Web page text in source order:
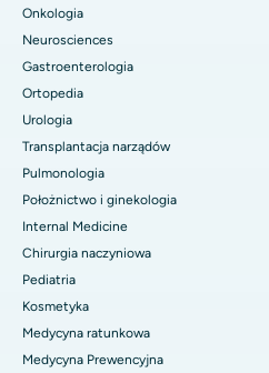
Onkologia
Neurosciences
Gastroenterologia
Ortopedia
Urologia
Transplantacja narządów
Pulmonologia
Położnictwo i ginekologia
Internal Medicine
Chirurgia naczyniowa
Pediatria
Kosmetyka
Medycyna ratunkowa
Medycyna Prewencyjna